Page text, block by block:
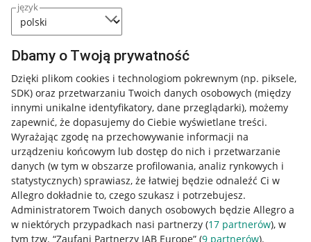
język
Dbamy o Twoją prywatność
Dzięki plikom cookies i technologiom pokrewnym (np. piksele,
SDK) oraz przetwarzaniu Twoich danych osobowych (między
innymi unikalne identyfikatory, dane przeglądarki), możemy
zapewnić, że dopasujemy do Ciebie wyświetlane treści.
Wyrażając zgodę na przechowywanie informacji na
urządzeniu końcowym lub dostęp do nich i przetwarzanie
danych (w tym w obszarze profilowania, analiz rynkowych i
statystycznych) sprawiasz, że łatwiej będzie odnaleźć Ci w
Allegro dokładnie to, czego szukasz i potrzebujesz.
Administratorem Twoich danych osobowych będzie Allegro a
w niektórych przypadkach nasi partnerzy (17 partnerów), w
tym tzw. “Zaufani Partnerzy IAB Europe” (9 partnerów).